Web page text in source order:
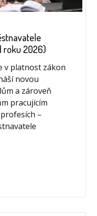
roku 2026)
v platnost zákon
novou
a zároveň
pracujícím
–